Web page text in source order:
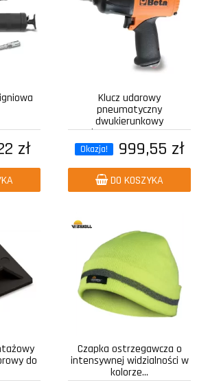
zł
Klucz udarowy
pneumatyczny
dwukierunkowy
kompozytowy z...
Okazja! 999,55 zł
DO KOSZYKA
do
Czapka ostrzegawcza o
intensywnej widzialności w
kolorze...